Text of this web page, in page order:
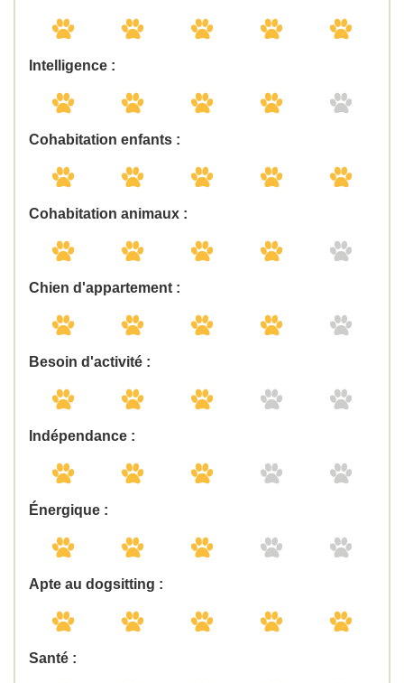
Intelligence :
Cohabitation enfants :
Cohabitation animaux :
Chien d'appartement :
Besoin d'activité :
Indépendance :
Énergique :
Apte au dogsitting :
Santé :